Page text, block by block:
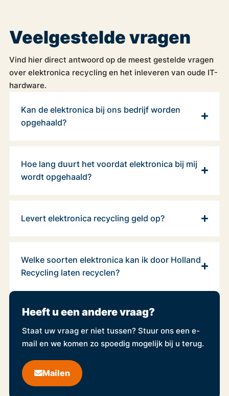
Veelgestelde vragen
Vind hier direct antwoord op de meest gestelde vragen
over elektronica recycling en het inleveren van oude IT-
hardware.
Kan de elektronica bij ons bedrijf worden
opgehaald?
Hoe lang duurt het voordat elektronica bij mij
wordt opgehaald?
Levert elektronica recycling geld op?
Welke soorten elektronica kan ik door Holland
Recycling laten recyclen?
Heeft u een andere vraag?
Staat uw vraag er niet tussen? Stuur ons een e-
mail en we komen zo spoedig mogelijk bij u terug.
Mailen